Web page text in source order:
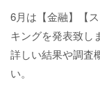
6月は【金融】【
キングを発表致し
詳しい結果や調査
い。